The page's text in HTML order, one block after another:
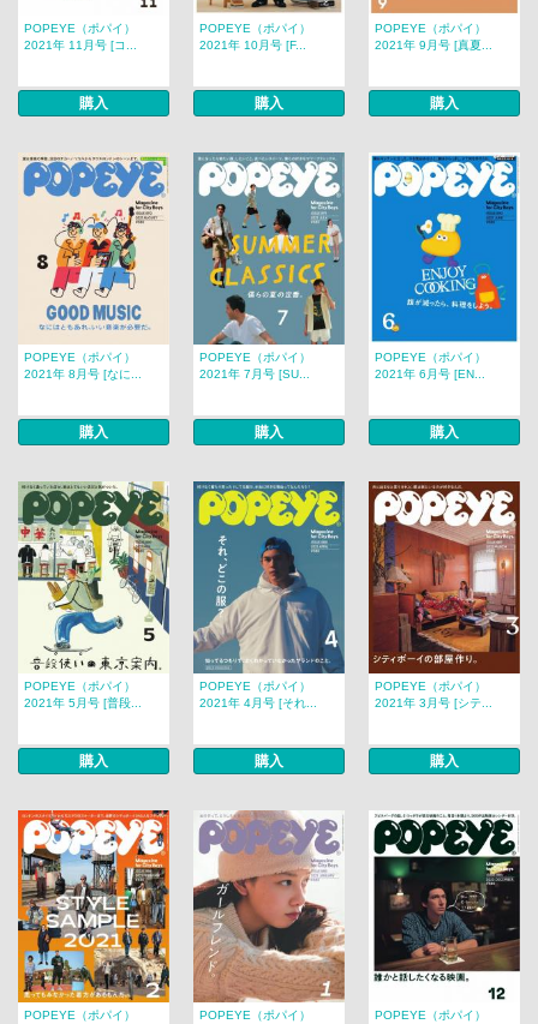
POPEYE（ポパイ）
2021年 11月号 [コ...
購入
POPEYE（ポパイ）
2021年 10月号 [F...
購入
POPEYE（ポパイ）
2021年 9月号 [真夏...
購入
POPEYE（ポパイ）
2021年 8月号 [なに...
購入
POPEYE（ポパイ）
2021年 7月号 [SU...
購入
POPEYE（ポパイ）
2021年 6月号 [EN...
購入
POPEYE（ポパイ）
2021年 5月号 [普段...
購入
POPEYE（ポパイ）
2021年 4月号 [それ...
購入
POPEYE（ポパイ）
2021年 3月号 [シテ...
購入
POPEYE（ポパイ）
POPEYE（ポパイ）
POPEYE（ポパイ）